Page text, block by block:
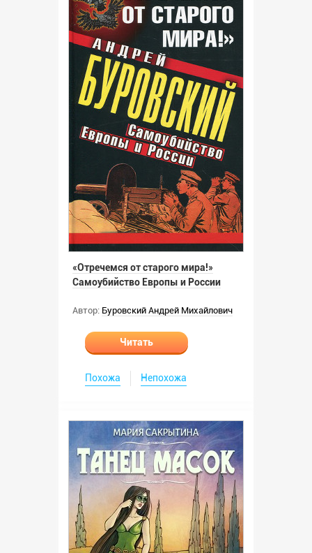
«Отречемся от старого мира!»
Самоубийство Европы и России
Автор: Буровский Андрей Михайлович
Читать
Похожа Непохожа